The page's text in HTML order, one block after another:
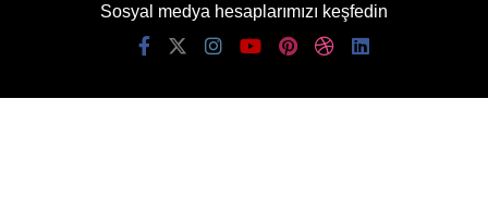
Sosyal medya hesaplarımızı keşfedin